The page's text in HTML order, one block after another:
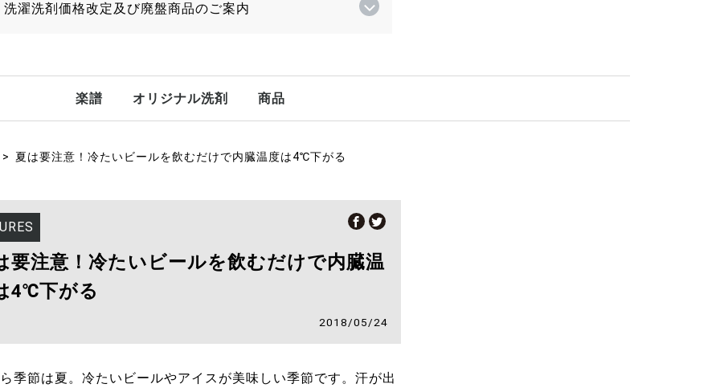
濯洗剤価格改定及び廃盤商品のご案内
楽譜 オリジナル洗剤 商品
夏は要注意！冷たいビールを飲むだけで内臓温度は4℃下がる
要注意！冷たいビールを飲むだけで内臓温
4℃下がる
2018/05/24
季節は夏。冷たいビールやアイスが美味しい季節です。汗が出